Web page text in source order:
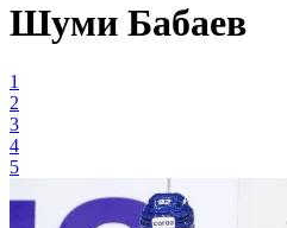
Шуми Бабаев
1
2
3
4
5